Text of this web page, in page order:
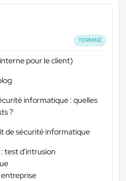
TERMINÉ
pour le client)
informatique : quelles
?
de sécurité informatique
test d'intrusion